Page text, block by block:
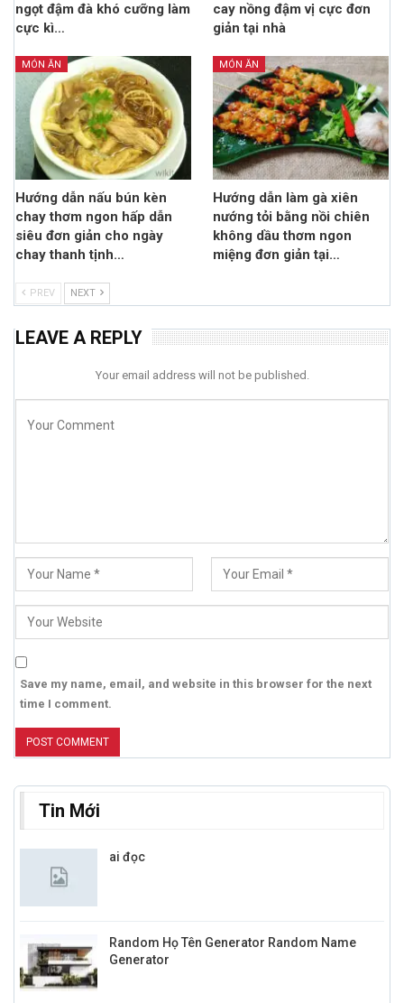
ngọt đậm đà khó cưỡng làm
cực kì…
cay nồng đậm vị cực đơn
giản tại nhà
MÓN ĂN
Hướng dẫn nấu bún kèn
chay thơm ngon hấp dẫn
siêu đơn giản cho ngày
chay thanh tịnh…
MÓN ĂN
Hướng dẫn làm gà xiên
nướng tỏi bằng nồi chiên
không dầu thơm ngon
miệng đơn giản tại…
PREV NEXT
LEAVE A REPLY
Your email address will not be published.
Save my name, email, and website in this browser for the next
time I comment.
Tin Mới
ai đọc
Random Họ Tên Generator Random Name
Generator